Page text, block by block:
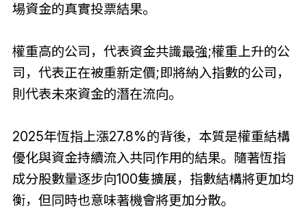
場資金的真實投票結果。
權重高的公司，代表資金共識最強;權重上升的公
司，代表正在被重新定價;即將納入指數的公司，
則代表未來資金的潛在流向。
2025年恆指上漲27.8%的背後，本質是權重結構
優化與資金持續流入共同作用的結果。隨著恆指
成分股數量逐步向100隻擴展，指數結構將更加均
衡，但同時也意味著機會將更加分散。